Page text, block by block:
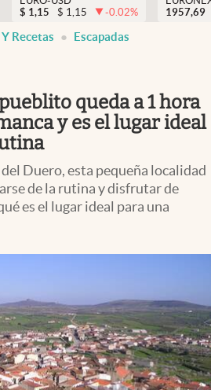
USA
$ 1,15 $ 1,15 -0.02%
1957,69
Recetas Escapadas
queda a 1 hora
y es el lugar ideal
Duero, esta pequeña localidad
de la rutina y disfrutar de
es el lugar ideal para una